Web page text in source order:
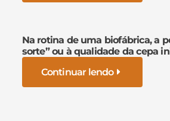
Na rotina de uma biofábrica, a
sorte” ou à qualidade da cepa
Continuar lendo